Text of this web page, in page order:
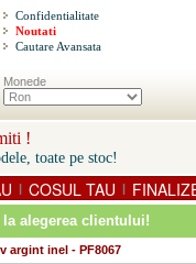
Confidentialitate
Noutati
Cautare Avansata
Monede
!
toate pe stoc!
| COSUL TAU |
la alegerea clientului!
argint inel - PF8067